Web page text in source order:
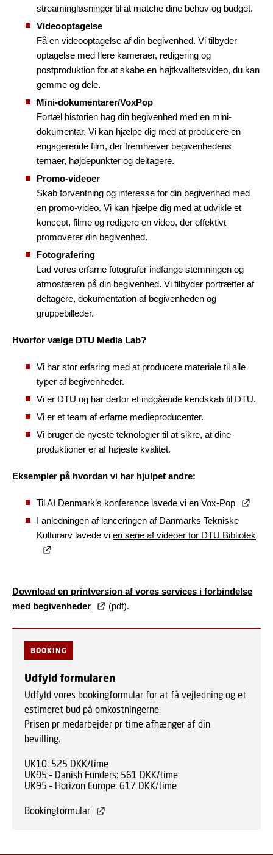
streamingløsninger til at matche dine behov og budget.
Videooptagelse
Få en videooptagelse af din begivenhed. Vi tilbyder
optagelse med flere kameraer, redigering og
postproduktion for at skabe en højtkvalitetsvideo, du kan
gemme og dele.
Mini-dokumentarer/VoxPop
Fortæl historien bag din begivenhed med en mini-
dokumentar. Vi kan hjælpe dig med at producere en
engagerende film, der fremhæver begivenhedens
temaer, højdepunkter og deltagere.
Promo-videoer
Skab forventning og interesse for din begivenhed med
en promo-video. Vi kan hjælpe dig med at udvikle et
koncept, filme og redigere en video, der effektivt
promoverer din begivenhed.
Fotografering
Lad vores erfarne fotografer indfange stemningen og
atmosfæren på din begivenhed. Vi tilbyder portrætter af
deltagere, dokumentation af begivenheden og
gruppebilleder.
Hvorfor vælge DTU Media Lab?
Vi har stor erfaring med at producere materiale til alle
typer af begivenheder.
Vi er DTU og har derfor et indgående kendskab til DTU.
Vi er et team af erfarne medieproducenter.
Vi bruger de nyeste teknologier til at sikre, at dine
produktioner er af højeste kvalitet.
Eksempler på hvordan vi har hjulpet andre:
TilAI Denmark’s konference lavede vi en Vox-Pop
I anledningen af lanceringen af Danmarks Tekniske
Kulturarv lavede vi en serie af videoer for DTU Bibliotek
Download en printversion af vores services i forbindelse
med begivenheder
(pdf).
BOOKING
Udfyld formularen
Udfyld vores bookingformular for at få vejledning og et
estimeret bud på omkostningerne.
Prisen pr medarbejder pr time afhænger af din
bevilling.
UK10: 525 DKK/time
UK95 – Danish Funders: 561 DKK/time
UK95 – Horizon Europe: 617 DKK/time
Bookingformular